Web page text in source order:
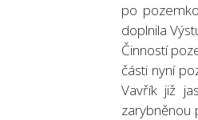
po
doplnila
Činností
části nyní
Vavřík již
zarybněnou